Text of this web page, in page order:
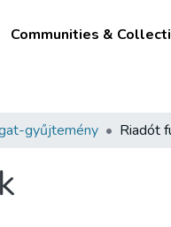
Communities &
gyűjtemény Riadót